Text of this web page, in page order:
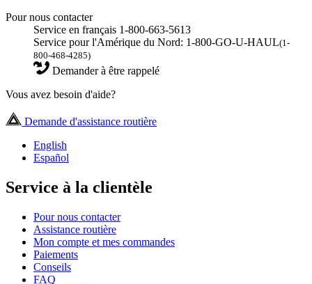
Pour nous contacter
Service en français 1-800-663-5613
Service pour l'Amérique du Nord: 1-800-GO-U-HAUL(1-
800-468-4285)
Demander à être rappelé
Vous avez besoin d'aide?
Demande d'assistance routière
English
Español
Service à la clientèle
Pour nous contacter
Assistance routière
Mon compte et mes commandes
Paiements
Conseils
FAQ